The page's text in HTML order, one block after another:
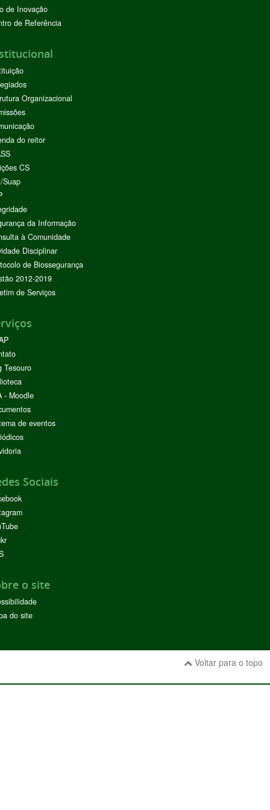
de Inovação
de Referência
Organizacional
do reitor
CS
Suap
da Informação
à Comunidade
Disciplinar
de Biossegurança
2012-2019
de Serviços
Tesouro
- Moodle
de eventos
Sociais
o site
do site
Voltar para o topo